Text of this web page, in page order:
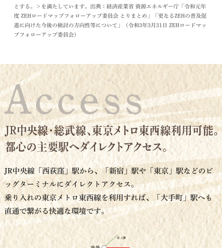
とする。＞を満たしています。出典：経済産業省 資源エネルギー庁「令和元年
度 ZEHロードマップフォローアップ委員会 とりまとめ」「更なるZEHの普及促
進に向けた今後の検討の方向性等について」（令和3年3月31日 ZEHロードマッ
プフォローアップ委員会）
JR中央線「西荻窪」駅から、「新宿」駅や「東京」駅などのビ
ッグターミナルにダイレクトアクセス。
乗り入れの東京メトロ東西線を利用すれば、「大手町」駅へも
直通で繋がる快適な環境です。